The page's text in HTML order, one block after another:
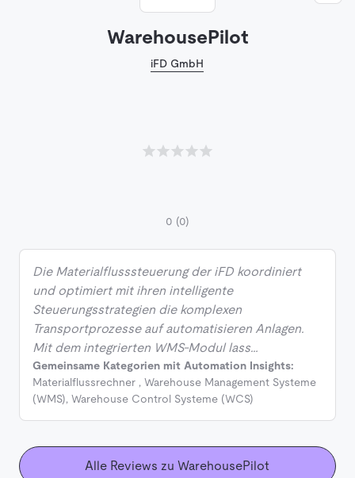
WarehousePilot
iFD GmbH
0 (0)
Die Materialflusssteuerung der iFD koordiniert
und optimiert mit ihren intelligente
Steuerungsstrategien die komplexen
Transportprozesse auf automatisieren Anlagen.
Mit dem integrierten WMS-Modul lass…
Gemeinsame Kategorien mit Automation Insights:
Materialflussrechner , Warehouse Management Systeme
(WMS), Warehouse Control Systeme (WCS)
Alle Reviews zu WarehousePilot